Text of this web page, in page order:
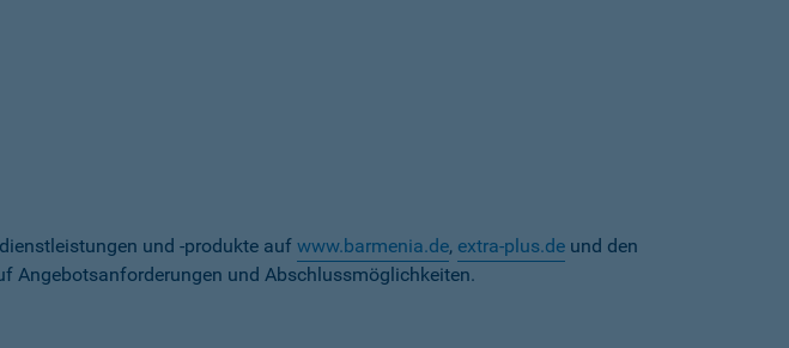
und -produkte auf www.barmenia.de, extra-plus.de und den
Angebotsanforderungen und Abschlussmöglichkeiten.